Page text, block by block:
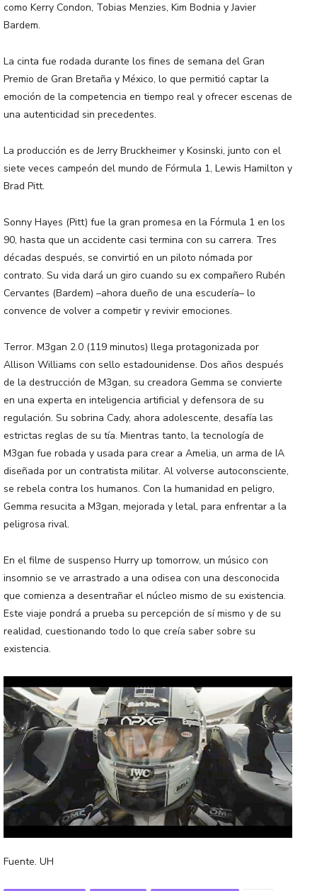
como Kerry Condon, Tobias Menzies, Kim Bodnia y Javier
Bardem.
La cinta fue rodada durante los fines de semana del Gran
Premio de Gran Bretaña y México, lo que permitió captar la
emoción de la competencia en tiempo real y ofrecer escenas de
una autenticidad sin precedentes.
La producción es de Jerry Bruckheimer y Kosinski, junto con el
siete veces campeón del mundo de Fórmula 1, Lewis Hamilton y
Brad Pitt.
Sonny Hayes (Pitt) fue la gran promesa en la Fórmula 1 en los
90, hasta que un accidente casi termina con su carrera. Tres
décadas después, se convirtió en un piloto nómada por
contrato. Su vida dará un giro cuando su ex compañero Rubén
Cervantes (Bardem) –ahora dueño de una escudería– lo
convence de volver a competir y revivir emociones.
Terror. M3gan 2.0 (119 minutos) llega protagonizada por
Allison Williams con sello estadounidense. Dos años después
de la destrucción de M3gan, su creadora Gemma se convierte
en una experta en inteligencia artificial y defensora de su
regulación. Su sobrina Cady, ahora adolescente, desafía las
estrictas reglas de su tía. Mientras tanto, la tecnología de
M3gan fue robada y usada para crear a Amelia, un arma de IA
diseñada por un contratista militar. Al volverse autoconsciente,
se rebela contra los humanos. Con la humanidad en peligro,
Gemma resucita a M3gan, mejorada y letal, para enfrentar a la
peligrosa rival.
En el filme de suspenso Hurry up tomorrow, un músico con
insomnio se ve arrastrado a una odisea con una desconocida
que comienza a desentrañar el núcleo mismo de su existencia.
Este viaje pondrá a prueba su percepción de sí mismo y de su
realidad, cuestionando todo lo que creía saber sobre su
existencia.
Fuente. UH